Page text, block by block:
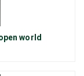
world